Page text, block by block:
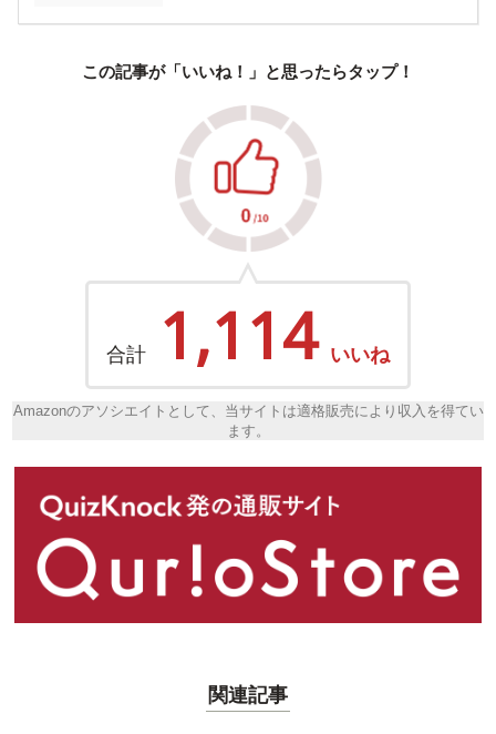
この記事が「いいね！」と思ったらタップ！
合計 1,114 いいね
Amazonのアソシエイトとして、当サイトは適格販売により収入を得てい
ます。
関連記事